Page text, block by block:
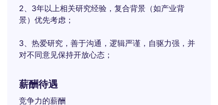
2、3年以上相关研究经验，复合背景（如产业背
景）优先考虑；
3、热爱研究，善于沟通，逻辑严谨，自驱力强，并
对不同意见保持开放心态；
薪酬待遇
竞争力的薪酬​